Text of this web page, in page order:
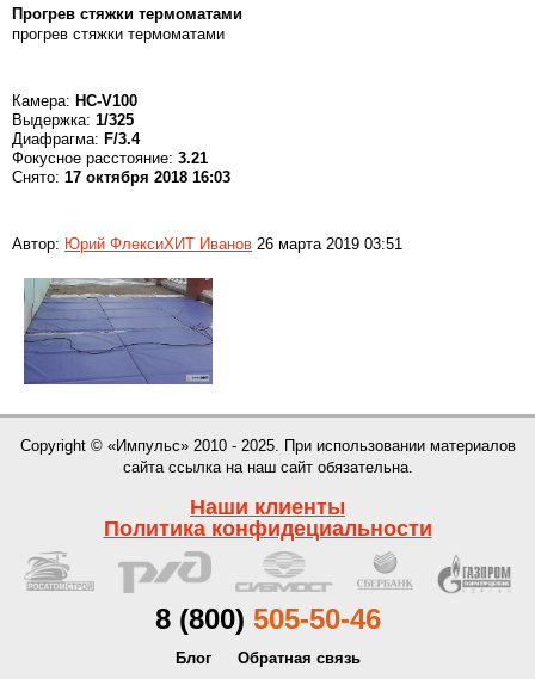
Прогрев стяжки термоматами
прогрев стяжки термоматами
Камера: HC-V100
Выдержка: 1/325
Диафрагма: F/3.4
Фокусное расстояние: 3.21
Снято: 17 октября 2018 16:03
Автор: Юрий ФлексиХИТ Иванов 26 марта 2019 03:51
Copyright © «Импульс» 2010 - 2025. При использовании материалов
сайта ссылка на наш сайт обязательна.
Наши клиенты
Политика конфидециальности
8 (800) 505-50-46
Блог Обратная связь